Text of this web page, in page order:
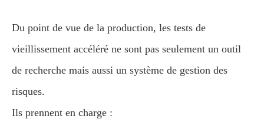
Du point de vue de la production, les tests de
vieillissement accéléré ne sont pas seulement un outil
de recherche mais aussi un système de gestion des
risques.
Ils prennent en charge :